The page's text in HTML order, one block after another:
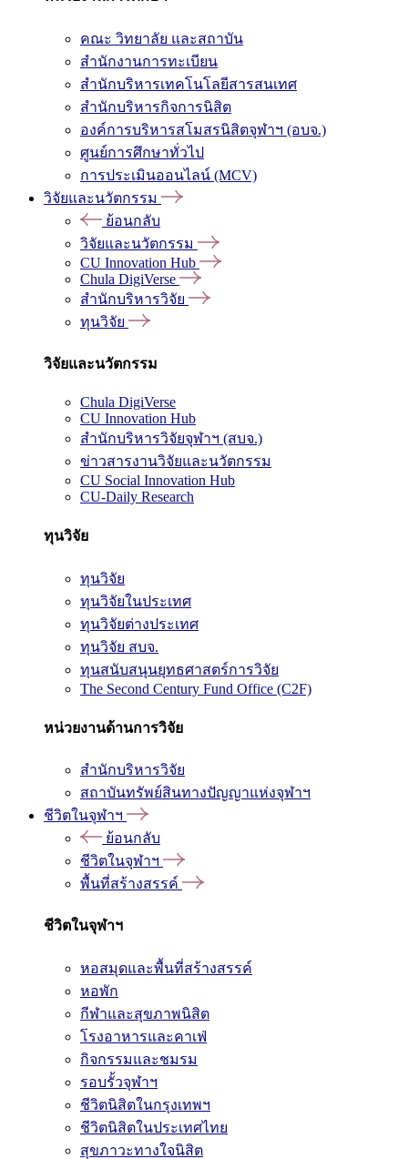
คณะ วิทยาลัย และสถาบัน
สำนักงานการทะเบียน
สำนักบริหารเทคโนโลยีสารสนเทศ
สำนักบริหารกิจการนิสิต
องค์การบริหารสโมสรนิสิตจุฬาฯ (อบจ.)
ศูนย์การศึกษาทั่วไป
การประเมินออนไลน์ (MCV)
วิจัยและนวัตกรรม
ย้อนกลับ
วิจัยและนวัตกรรม
CU Innovation Hub
Chula DigiVerse
สำนักบริหารวิจัย
ทุนวิจัย
วิจัยและนวัตกรรม
Chula DigiVerse
CU Innovation Hub
สำนักบริหารวิจัยจุฬาฯ (สบจ.)
ข่าวสารงานวิจัยและนวัตกรรม
CU Social Innovation Hub
CU-Daily Research
ทุนวิจัย
ทุนวิจัย
ทุนวิจัยในประเทศ
ทุนวิจัยต่างประเทศ
ทุนวิจัย สบจ.
ทุนสนับสนุนยุทธศาสตร์การวิจัย
The Second Century Fund Office (C2F)
หน่วยงานด้านการวิจัย
สำนักบริหารวิจัย
สถาบันทรัพย์สินทางปัญญาแห่งจุฬาฯ
ชีวิตในจุฬาฯ
ย้อนกลับ
ชีวิตในจุฬาฯ
พื้นที่สร้างสรรค์
ชีวิตในจุฬาฯ
หอสมุดและพื้นที่สร้างสรรค์
หอพัก
กีฬาและสุขภาพนิสิต
โรงอาหารและคาเฟ่
กิจกรรมและชมรม
รอบรั้วจุฬาฯ
ชีวิตนิสิตในกรุงเทพฯ
ชีวิตนิสิตในประเทศไทย
สุขภาวะทางใจนิสิต